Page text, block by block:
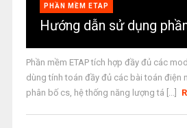
PHẦN MỀM ETAP
Hướng dẫn sử dụng
Phần mềm ETAP tích hợp đầy đủ các
dùng tính toán đầy đủ các bài toán điện
phân bố cs, hệ thống năng lượng tá [...]